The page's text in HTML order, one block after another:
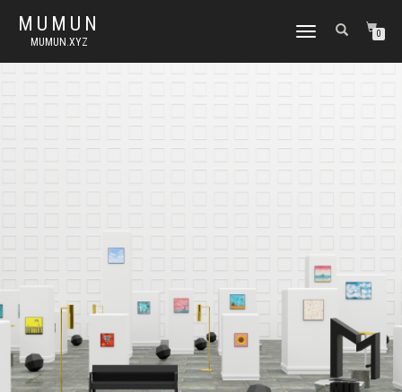
MUMUN
MUMUN.XYZ
토
내
0